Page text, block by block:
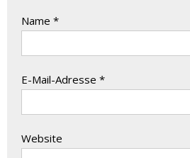
Name *
E-Mail-Adresse *
Website